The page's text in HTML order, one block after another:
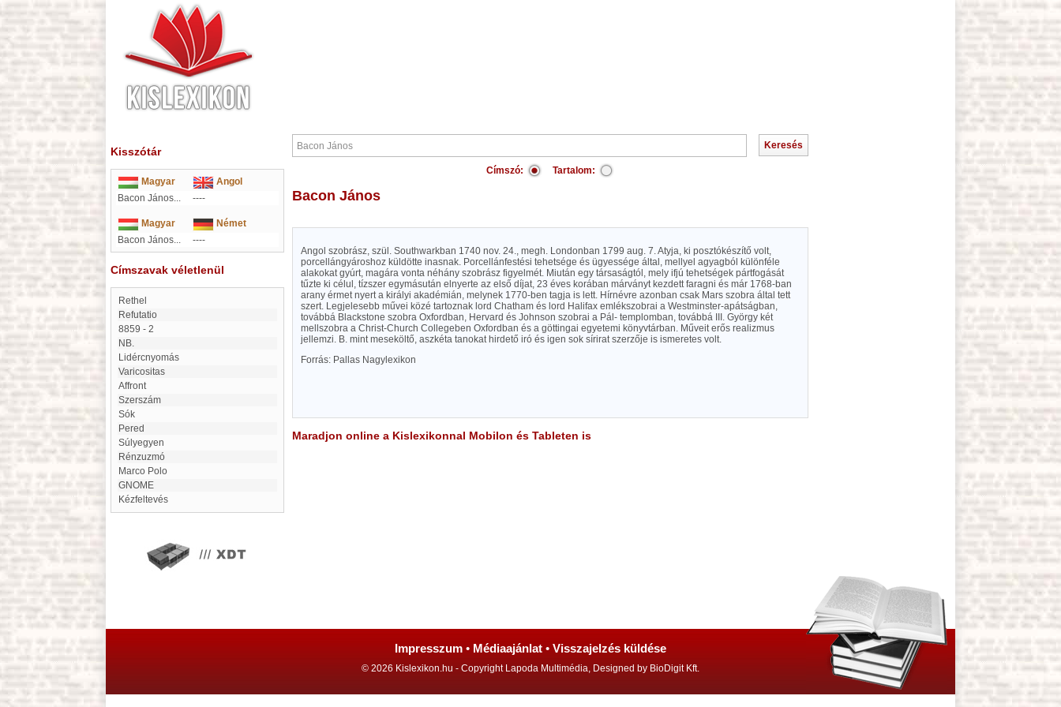
Kisszótár
Magyar
Angol
Bacon János...
----
Magyar
Német
Bacon János...
----
Címszavak véletlenül
Rethel
Refutatio
8859 - 2
NB.
Lidércnyomás
Varicositas
Affront
Szerszám
Sók
Pered
Súlyegyen
Rénzuzmó
Marco Polo
GNOME
Kézfeltevés
Címszó: Tartalom:
Bacon János
Angol szobrász, szül. Southwarkban 1740 nov. 24., megh. Londonban 1799 aug. 7. Atyja, ki posztókészítő volt,
porcellángyároshoz küldötte inasnak. Porcellánfestési tehetsége és ügyessége által, mellyel agyagból különféle
alakokat gyúrt, magára vonta néhány szobrász figyelmét. Miután egy társaságtól, mely ifjú tehetségek pártfogását
tűzte ki célul, tízszer egymásután elnyerte az első díjat, 23 éves korában márványt kezdett faragni és már 1768-ban
arany érmet nyert a királyi akadémián, melynek 1770-ben tagja is lett. Hírnévre azonban csak Mars szobra által tett
szert. Legjelesebb művei közé tartoznak lord Chatham és lord Halifax emlékszobrai a Westminster-apátságban,
továbbá Blackstone szobra Oxfordban, Hervard és Johnson szobrai a Pál- templomban, továbbá III. György két
mellszobra a Christ-Church Collegeben Oxfordban és a göttingai egyetemi könyvtárban. Műveit erős realizmus
jellemzi. B. mint meseköltő, aszkéta tanokat hirdető iró és igen sok sírirat szerzője is ismeretes volt.
Forrás: Pallas Nagylexikon
Maradjon online a Kislexikonnal Mobilon és Tableten is
Impresszum • Médiaajánlat • Visszajelzés küldése
© 2026 Kislexikon.hu - Copyright Lapoda Multimédia, Designed by BioDigit Kft.